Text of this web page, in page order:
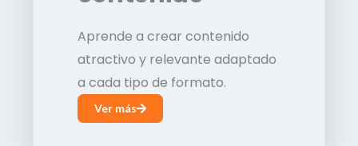
Aprende a crear contenido
atractivo y relevante adaptado
a cada tipo de formato.
Ver más